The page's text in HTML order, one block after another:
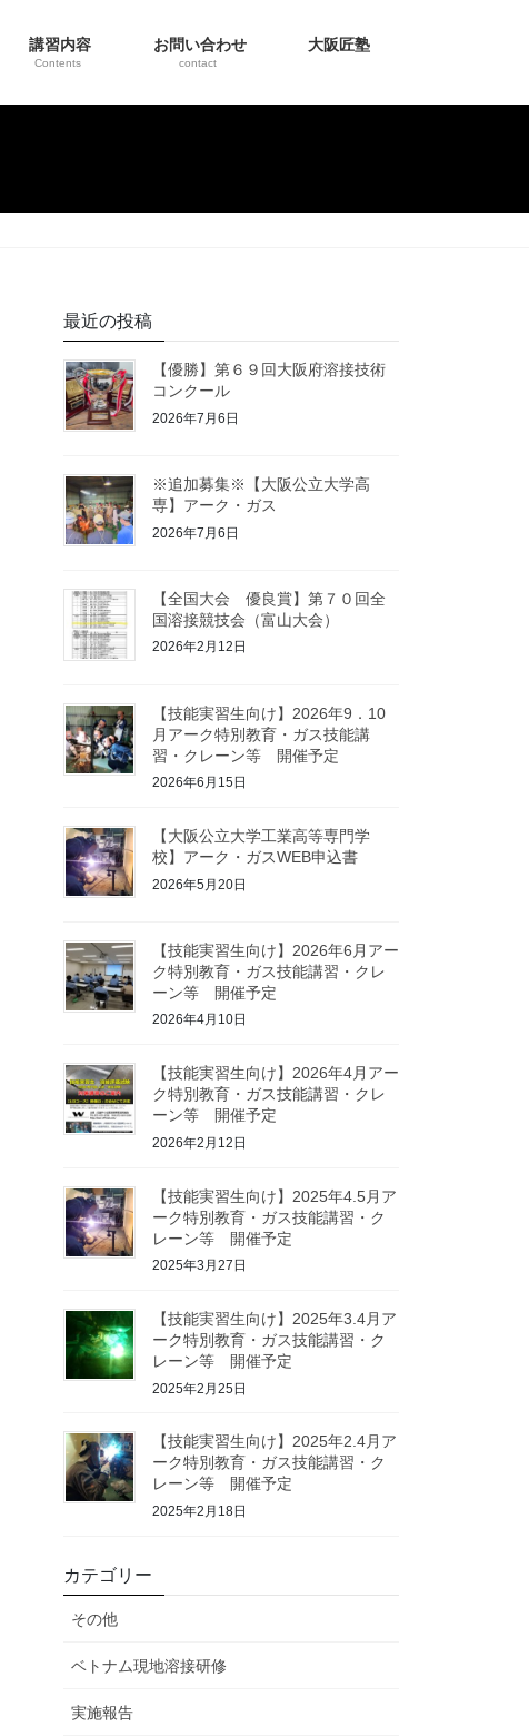
講習内容
Contents
お問い合わせ
contact
大阪匠塾
最近の投稿
【優勝】第６９回大阪府溶接技術
コンクール
2026年7月6日
※追加募集※【大阪公立大学高
専】アーク・ガス
2026年7月6日
【全国大会 優良賞】第７０回全
国溶接競技会（富山大会）
2026年2月12日
【技能実習生向け】2026年9．10
月アーク特別教育・ガス技能講
習・クレーン等 開催予定
2026年6月15日
【大阪公立大学工業高等専門学
校】アーク・ガスWEB申込書
2026年5月20日
【技能実習生向け】2026年6月アー
ク特別教育・ガス技能講習・クレ
ーン等 開催予定
2026年4月10日
【技能実習生向け】2026年4月アー
ク特別教育・ガス技能講習・クレ
ーン等 開催予定
2026年2月12日
【技能実習生向け】2025年4.5月ア
ーク特別教育・ガス技能講習・ク
レーン等 開催予定
2025年3月27日
【技能実習生向け】2025年3.4月ア
ーク特別教育・ガス技能講習・ク
レーン等 開催予定
2025年2月25日
【技能実習生向け】2025年2.4月ア
ーク特別教育・ガス技能講習・ク
レーン等 開催予定
2025年2月18日
カテゴリー
その他
ベトナム現地溶接研修
実施報告